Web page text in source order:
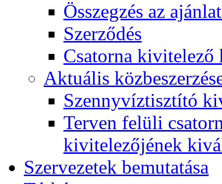
Összegzés az
Szerződés
Csatorna kivitelező
Aktuális
Szennyvíztisztító
Terven felüli
kivitelezőjének
Szervezetek bemutatása